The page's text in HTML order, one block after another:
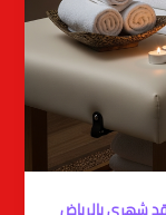
شهري بالرياض